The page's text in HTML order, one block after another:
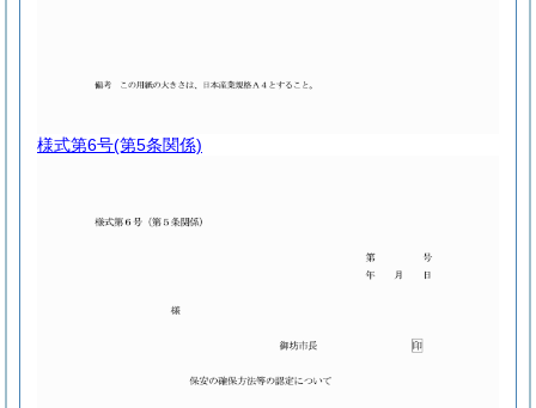
様式第6号(第5条関係)